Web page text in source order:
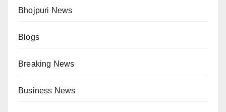
Bhojpuri News
Blogs
Breaking News
Business News